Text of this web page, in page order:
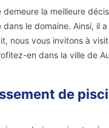
la meilleure
le domaine. Ainsi, il a
nous vous invitons à
en dans la ville de
de